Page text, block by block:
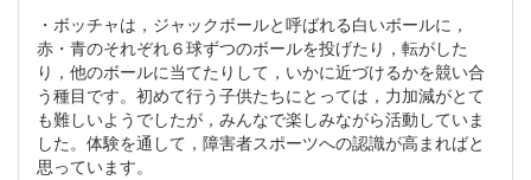
・ボッチャは，ジャックボールと呼ばれる白いボールに，
赤・青のそれぞれ６球ずつのボールを投げたり，転がした
り，他のボールに当てたりして，いかに近づけるかを競い合
う種目です。初めて行う子供たちにとっては，力加減がとて
も難しいようでしたが，みんなで楽しみながら活動していま
した。体験を通して，障害者スポーツへの認識が高まればと
思っています。